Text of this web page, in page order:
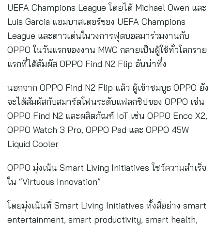
UEFA Champions League โดยได้ Michael Owen และ
Luis Garcia แอมบาสเดอร์ของ UEFA Champions
League และดาวเด่นในวงการฟุตบอลมาร่วมงานกับ
OPPO ในวันแรกของงาน MWC กลายเป็นผู้ใช้ทั่วโลกราย
แรกที่ได้สัมผัส OPPO Find N2 Flip อันน่าทึ่ง
นอกจาก OPPO Find N2 Flip แล้ว ผู้เข้าชมบูธ OPPO ยัง
จะได้สัมผัสกับสมาร์ตโฟนระดับแฟลกชิปของ OPPO เช่น
OPPO Find N2 และผลิตภัณฑ์ IoT เช่น OPPO Enco X2,
OPPO Watch 3 Pro, OPPO Pad และ OPPO 45W
Liquid Cooler
OPPO มุ่งเน้น Smart Living Initiatives โชว์ความสำเร็จ
ใน “Virtuous Innovation”
โดยมุ่งเน้นที่ Smart Living Initiatives ทั้งสี่อย่าง smart
entertainment, smart productivity, smart health,